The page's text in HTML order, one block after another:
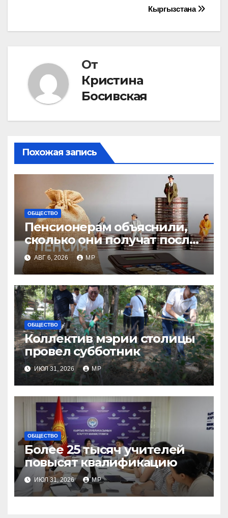
записям
Кыргызстана
От
Кристина
Босивская
Похожая запись
ОБЩЕСТВО
Пенсионерам объяснили,
сколько они получат после
индексации
АВГ 6, 2026 MP
ОБЩЕСТВО
Коллектив мэрии столицы
провел субботник
ИЮЛ 31, 2026 MP
ОБЩЕСТВО
Более 25 тысяч учителей
повысят квалификацию
ИЮЛ 31, 2026 MP